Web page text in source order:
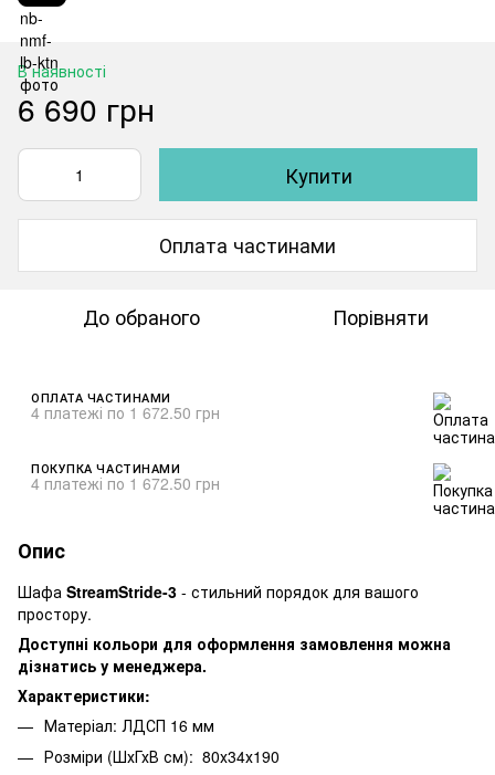
В наявності
6 690 грн
Купити
Оплата частинами
До обраного Порівняти
ОПЛАТА ЧАСТИНАМИ
4 платежі по 1 672.50 грн
ПОКУПКА ЧАСТИНАМИ
4 платежі по 1 672.50 грн
Опис
Шафа StreamStride-3 - стильний порядок для вашого
простору.
Доступні кольори для оформлення замовлення можна
дізнатись у менеджера.
Характеристики:
Матеріал: ЛДСП 16 мм
Розміри (ШхГхВ см): 80х34х190